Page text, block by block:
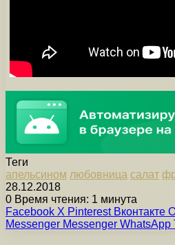
Теги
апельсином любовница салат
28.12.2018
0 Время чтения: 1 минута
Facebook X Pinterest Вконтакте
Messenger Messenger WhatsApp